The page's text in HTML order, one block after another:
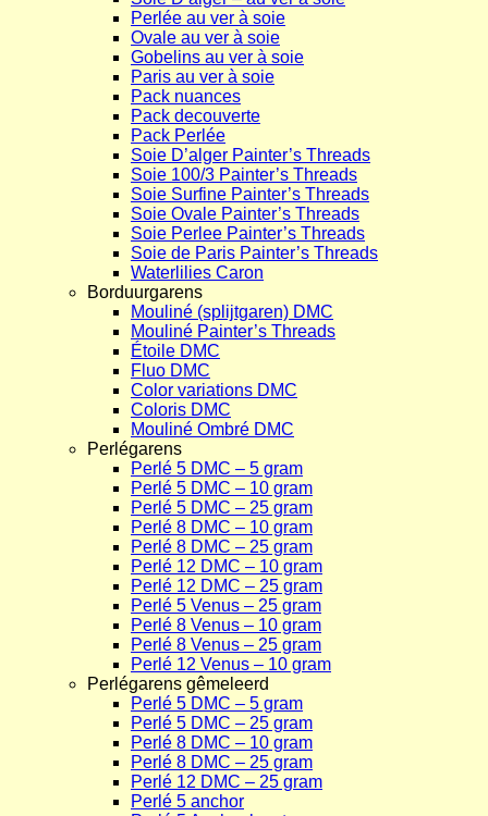
Perlée au ver à soie
Ovale au ver à soie
Gobelins au ver à soie
Paris au ver à soie
Pack nuances
Pack decouverte
Pack Perlée
Soie D’alger Painter’s Threads
Soie 100/3 Painter’s Threads
Soie Surfine Painter’s Threads
Soie Ovale Painter’s Threads
Soie Perlee Painter’s Threads
Soie de Paris Painter’s Threads
Waterlilies Caron
Borduurgarens
Mouliné (splijtgaren) DMC
Mouliné Painter’s Threads
Étoile DMC
Fluo DMC
Color variations DMC
Coloris DMC
Mouliné Ombré DMC
Perlégarens
Perlé 5 DMC – 5 gram
Perlé 5 DMC – 10 gram
Perlé 5 DMC – 25 gram
Perlé 8 DMC – 10 gram
Perlé 8 DMC – 25 gram
Perlé 12 DMC – 10 gram
Perlé 12 DMC – 25 gram
Perlé 5 Venus – 25 gram
Perlé 8 Venus – 10 gram
Perlé 8 Venus – 25 gram
Perlé 12 Venus – 10 gram
Perlégarens gêmeleerd
Perlé 5 DMC – 5 gram
Perlé 5 DMC – 25 gram
Perlé 8 DMC – 10 gram
Perlé 8 DMC – 25 gram
Perlé 12 DMC – 25 gram
Perlé 5 anchor